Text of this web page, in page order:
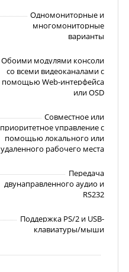
Одномониторные и
многомониторные
варианты
Обоими модулями консоли
со всеми видеоканалами с
помощью Web-интерфейса
или OSD
Совместное или
приоритетное управление с
помощью локального или
удаленного рабочего места
Передача
двунаправленного аудио и
RS232
Поддержка PS/2 и USB-
клавиатуры/мыши